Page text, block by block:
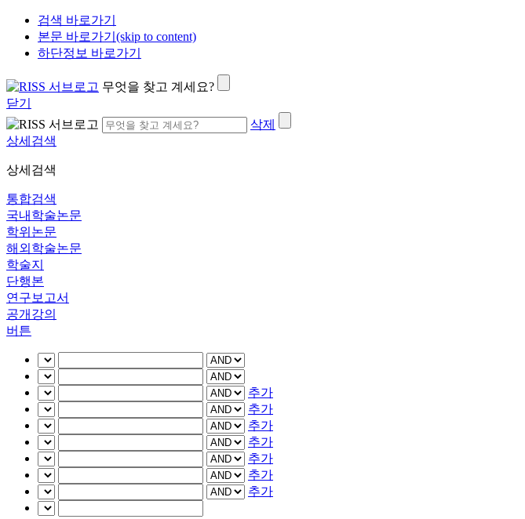
검색 바로가기
본문 바로가기(skip to content)
하단정보 바로가기
무엇을 찾고 계세요?
닫기
삭제
상세검색
상세검색
통합검색
국내학술논문
학위논문
해외학술논문
학술지
단행본
연구보고서
공개강의
버튼
추가
추가
추가
추가
추가
추가
추가